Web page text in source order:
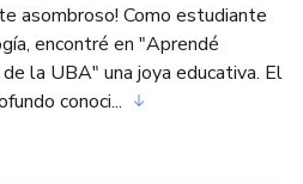
asombroso! Como estudiante
encontré en "Aprendé
la UBA" una joya educativa. El
conoci...